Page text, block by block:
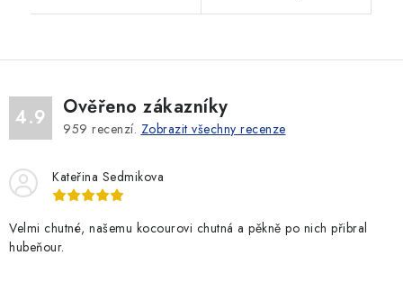
4.9 Ověřeno zákazníky
959 recenzí. Zobrazit všechny recenze
Kateřina Sedmikova
Velmi chutné, našemu kocourovi chutná a pěkně po nich přibral
hubeňour.